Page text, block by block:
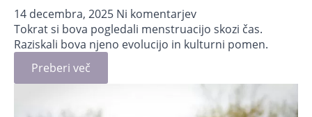
14 decembra, 2025 Ni komentarjev
Tokrat si bova pogledali menstruacijo skozi čas.
Raziskali bova njeno evolucijo in kulturni pomen.
Preberi več